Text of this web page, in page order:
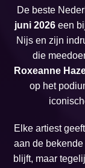
De beste
juni 2026 een
Nijs en zijn
die
Roxeanne
op het
Elke artiest
aan de
blijft, maar